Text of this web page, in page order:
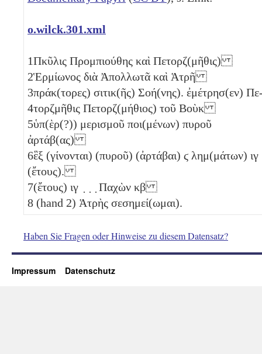
o.wilck.301.xml
1Πκῦλις Προμπιούθης καὶ Πετορζ(μῆθις)
2Ἑρμίωνος διὰ Ἀπολλωτᾶ καὶ Ἁτρῆ
3πράκ(τορες) σιτικ(ῆς) Σοή(νης). ἐμέτρησ(εν)
4τορζμῆθις Πετορζ(μήθιος) τοῦ Βοὺκ
5ὑπ(ὲρ(?)) μερισμοῦ ποι(μένων) πυροῦ
ἀρτάβ(ας)
6ἓξ (γίνονται) (πυροῦ) (ἀρτάβαι) ϛ λημ(μάτων) ιγ
(ἔτους).
7(ἔτους) ιγ ̣ ̣ ̣ Παχὼν κβ
8 (hand 2) Ἁτρὴς σεσημεί(ωμαι).
Haben Sie Fragen oder Hinweise zu diesem Datensatz?
Impressum Datenschutz